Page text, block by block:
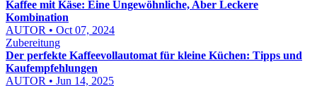
Kaffee mit Käse: Eine Ungewöhnliche, Aber Leckere
Kombination
AUTOR • Oct 07, 2024
Zubereitung
Der perfekte Kaffeevollautomat für kleine Küchen: Tipps und
Kaufempfehlungen
AUTOR • Jun 14, 2025